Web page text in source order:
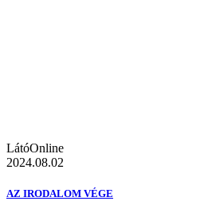
LátóOnline
2024.08.02
AZ IRODALOM VÉGE